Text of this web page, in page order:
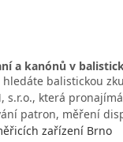
a kanónů v
balistickou
která
patron, měření
zařízení Brno